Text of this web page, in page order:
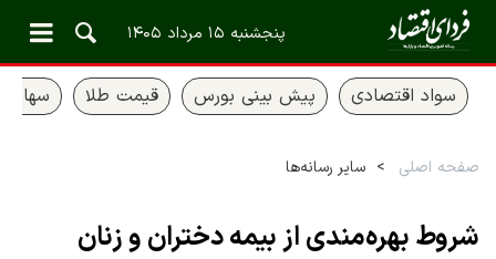
پنجشنبه ۱۵ مرداد ۱۴۰۵
سواد اقتصادی پیش بینی بورس قیمت طلا سهام
صفحه اصلی سایر رسانه‌ها
شروط بهره‌مندی از بیمه دختران و زنان